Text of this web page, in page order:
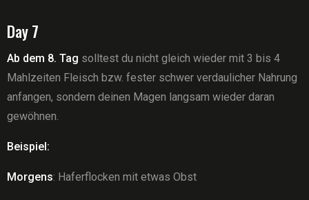
Day 7
Ab dem 8. Tag solltest du nicht gleich wieder mit 3 bis 4
Mahlzeiten Fleisch bzw. fester schwer verdaulicher Nahrung
anfangen, sondern deinen Magen langsam wieder daran
gewöhnen.
Beispiel:
Morgens: Haferflocken mit etwas Obst